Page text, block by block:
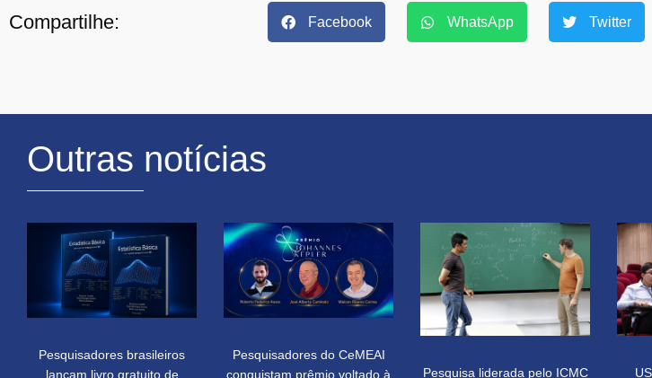
Compartilhe: Facebook WhatsApp Twitter
Outras notícias
Pesquisadores brasileiros
lançam livro gratuito de
Pesquisadores do CeMEAI
conquistam prêmio voltado à
Pesquisa liderada pelo ICMC